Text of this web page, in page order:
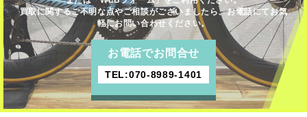
買取に関するご不明な点やご相談がございましたら、お電話にてお気
軽にお問い合わせください。
お電話でお問合せ
TEL:070-8989-1401